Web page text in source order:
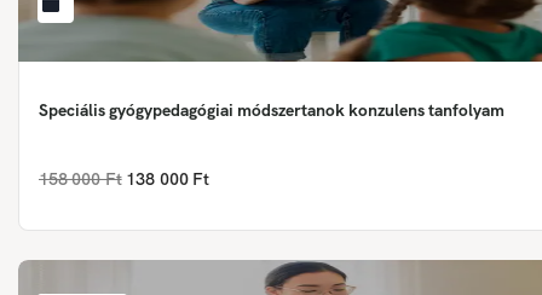
Speciális gyógypedagógiai módszertanok konzulens tanfolyam
158 000 Ft 138 000 Ft